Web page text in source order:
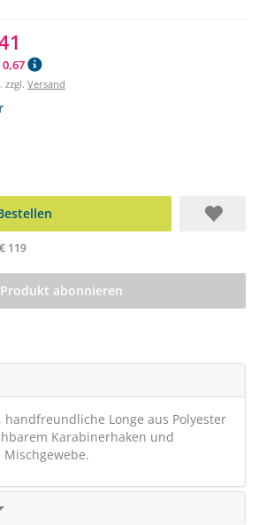
zzgl. Versand
119
Produkt abonnieren
handfreundliche Longe aus Polyester
Karabinerhaken und